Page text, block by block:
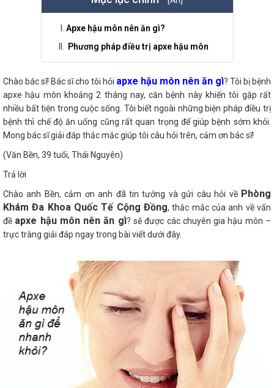
Apxe hậu môn nên ăn gì?
Phương pháp điều trị apxe hậu môn
Chào bác sĩ! Bác sĩ cho tôi hỏi apxe hậu môn nên ăn gì? Tôi bị bệnh
apxe hậu môn khoảng 2 tháng nay, căn bệnh này khiến tôi gặp rất
nhiều bất tiện trong cuộc sống. Tôi biết ngoài những biện pháp điều trị
bệnh thì chế độ ăn uống cũng rất quan trọng để giúp bệnh sớm khỏi.
Mong bác sĩ giải đáp thắc mắc giúp tôi câu hỏi trên, cảm ơn bác sĩ!
(Văn Bền, 39 tuổi, Thái Nguyên)
Trả lời
Chào anh Bền, cảm ơn anh đã tin tưởng và gửi câu hỏi về Phòng
Khám Đa Khoa Quốc Tế Cộng Đồng, thắc mắc của anh về vấn
đề apxe hậu môn nên ăn gì? sẽ được các chuyên gia hậu môn –
trực tràng giải đáp ngay trong bài viết dưới đây.